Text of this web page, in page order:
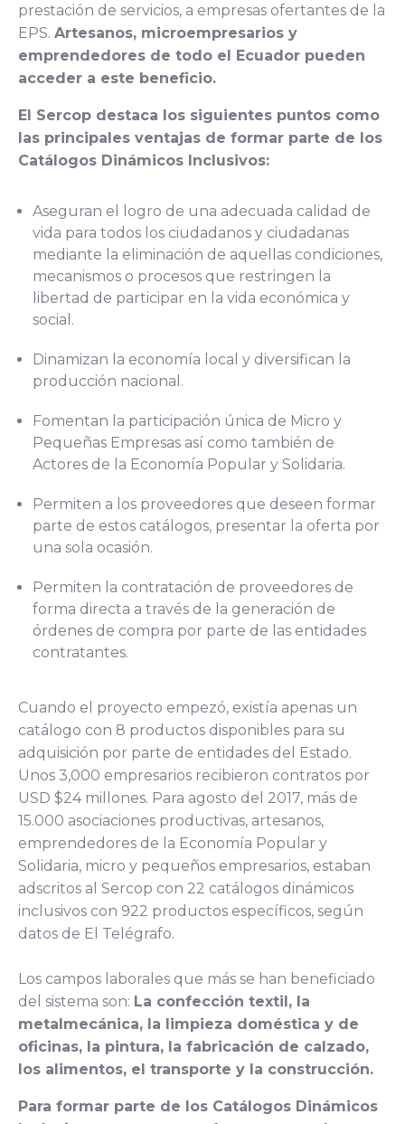
prestación de servicios, a empresas ofertantes de la
EPS. Artesanos, microempresarios y
emprendedores de todo el Ecuador pueden
acceder a este beneficio.
El Sercop destaca los siguientes puntos como
las principales ventajas de formar parte de los
Catálogos Dinámicos Inclusivos:
Aseguran el logro de una adecuada calidad de
vida para todos los ciudadanos y ciudadanas
mediante la eliminación de aquellas condiciones,
mecanismos o procesos que restringen la
libertad de participar en la vida económica y
social.
Dinamizan la economía local y diversifican la
producción nacional.
Fomentan la participación única de Micro y
Pequeñas Empresas así como también de
Actores de la Economía Popular y Solidaria.
Permiten a los proveedores que deseen formar
parte de estos catálogos, presentar la oferta por
una sola ocasión.
Permiten la contratación de proveedores de
forma directa a través de la generación de
órdenes de compra por parte de las entidades
contratantes.
Cuando el proyecto empezó, existía apenas un
catálogo con 8 productos disponibles para su
adquisición por parte de entidades del Estado.
Unos 3,000 empresarios recibieron contratos por
USD $24 millones. Para agosto del 2017, más de
15.000 asociaciones productivas, artesanos,
emprendedores de la Economía Popular y
Solidaria, micro y pequeños empresarios, estaban
adscritos al Sercop con 22 catálogos dinámicos
inclusivos con 922 productos específicos, según
datos de El Telégrafo.
Los campos laborales que más se han beneficiado
del sistema son: La confección textil, la
metalmecánica, la limpieza doméstica y de
oficinas, la pintura, la fabricación de calzado,
los alimentos, el transporte y la construcción.
Para formar parte de los Catálogos Dinámicos